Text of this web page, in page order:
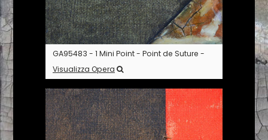
GA95483 - 1 Mini Point - Point de Suture -
Visualizza Opera